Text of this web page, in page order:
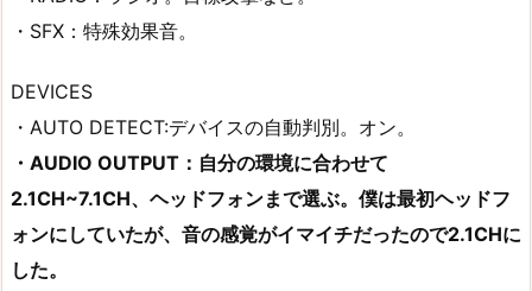
・SFX：特殊効果音。
DEVICES
・AUTO DETECT:デバイスの自動判別。オン。
・AUDIO OUTPUT：自分の環境に合わせて
2.1CH~7.1CH、ヘッドフォンまで選ぶ。僕は最初ヘッドフ
ォンにしていたが、音の感覚がイマイチだったので2.1CHに
した。